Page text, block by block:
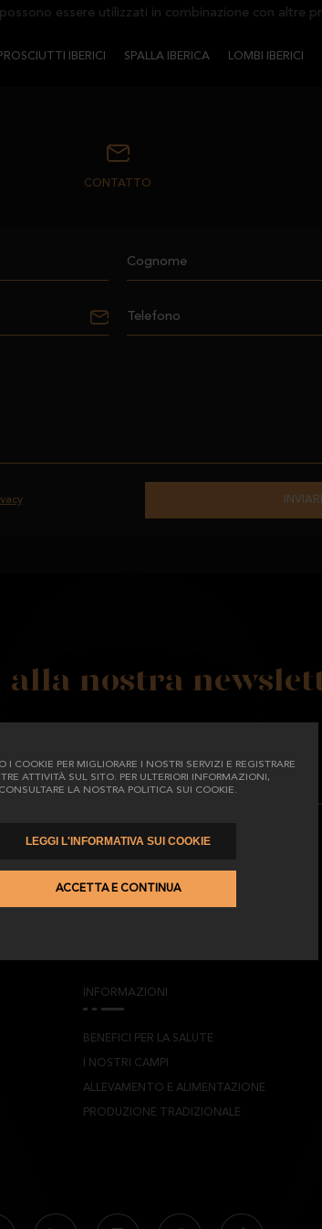
I COOKIE PER MIGLIORARE I NOSTRI SERVIZI E REGISTRARE
ATTIVITÀ SUL SITO. PER ULTERIORI INFORMAZIONI,
CONSULTARE LA NOSTRA POLITICA SUI COOKIE.
ACCETTA E CONTINUA
essere utilizzati in combinazione con altre
IBERICI SPALLA IBERICA LOMBI IBERICI
CONTATTO
Cognome
Telefono
nostra
il
pubblicità da El Catedrático
INFORMAZIONI
BENEFICI PER LA SALUTE
I NOSTRI CAMPI
ALLEVAMENTO E ALIMENTAZIONE
PRODUZIONE TRADIZIONALE
LEGGI L'INFORMATIVA SUI COOKIE